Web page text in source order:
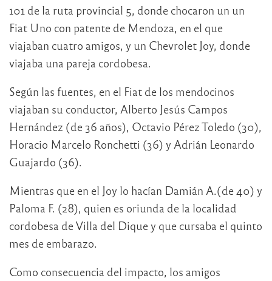
101 de la ruta provincial 5, donde chocaron un un
Fiat Uno con patente de Mendoza, en el que
viajaban cuatro amigos, y un Chevrolet Joy, donde
viajaba una pareja cordobesa.
Según las fuentes, en el Fiat de los mendocinos
viajaban su conductor, Alberto Jesús Campos
Hernández (de 36 años), Octavio Pérez Toledo (30),
Horacio Marcelo Ronchetti (36) y Adrián Leonardo
Guajardo (36).
Mientras que en el Joy lo hacían Damián A.(de 40) y
Paloma F. (28), quien es oriunda de la localidad
cordobesa de Villa del Dique y que cursaba el quinto
mes de embarazo.
Como consecuencia del impacto, los amigos